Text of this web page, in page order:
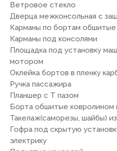
Ветровое стекло
Дверца межконсольная с
Карманы по бортам
Карманы под консолями
Площадка под установку
мотором
Оклейка бортов в пленку
Ручка пассажира
Планшер с Т пазом
Борта обшитые ковролином
Такелаж(саморезы, шайбы)
Гофра под скрытую
электрику